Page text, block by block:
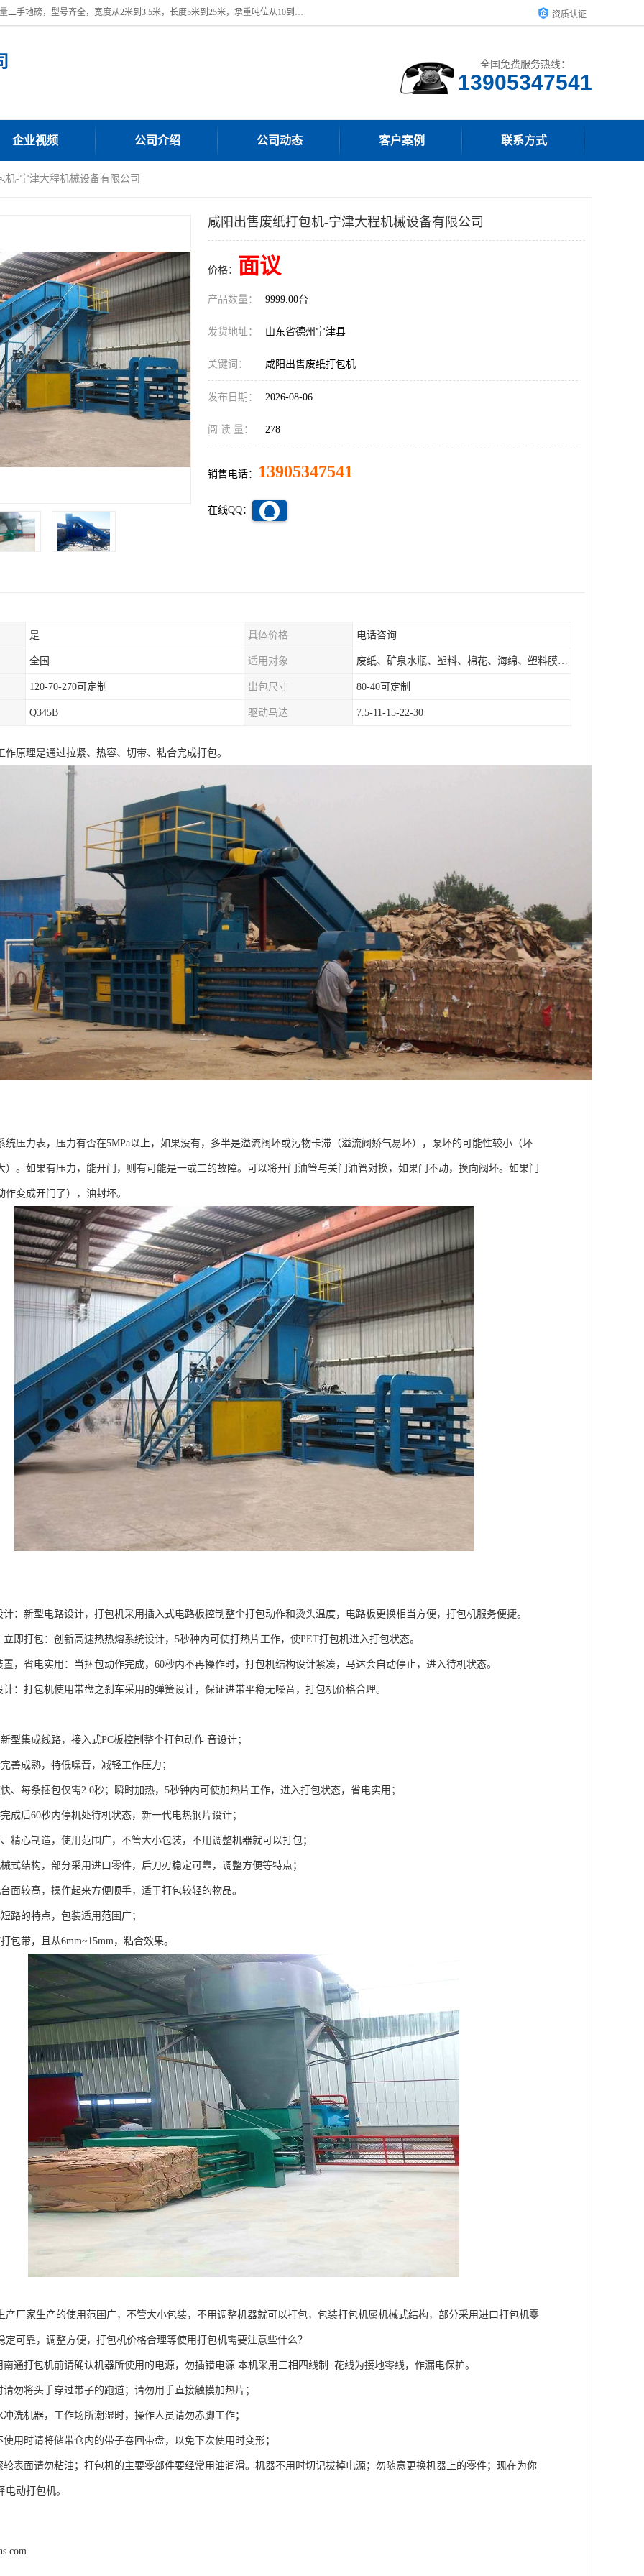
本公司常年出售回收二手地磅，回收出售二手地磅。 近期本公司回收大量二手地磅，型号齐全，宽度从2米到3.5米，长度5米到25米，承重吨位从10到200吨，成色7—9成新。 ? 使用年限6个月至2年，产品来源于个人闲置品，工矿企业停用品，因小换大而来。 精准度和新的一样， 二手地磅是内行人的选择，打个电话就省钱朋友您好等什么 资质认证
全国免费服务热线：
13905347541
企业视频 公司介绍 公司动态 客户案例 联系方式
-宁津大程机械设备有限公司
咸阳出售废纸打包机-宁津大程机械设备有限公司
价格： 面议
产品数量： 9999.00台
发货地址： 山东省德州宁津县
关键词： 咸阳出售废纸打包机
发布日期： 2026-08-06
阅 读 量： 278
销售电话： 13905347541
在线QQ：
是 具体价格 电话咨询
全国 适用对象 废纸、矿泉水瓶、塑料、棉花、海绵、塑料膜、垃圾、废料等
120-70-270可定制 出包尺寸 80-40可定制
Q345B 驱动马达 7.5-11-15-22-30
作原理是通过拉紧、热容、切带、粘合完成打包。
统压力表，压力有否在5MPa以上，如果没有，多半是溢流阀坏或污物卡滞（溢流阀娇气易坏），泵坏的可能性较小（坏
）。如果有压力，能开门，则有可能是一或二的故障。可以将开门油管与关门油管对换，如果门不动，换向阀坏。如果门
作变成开门了），油封坏。
计：新型电路设计，打包机采用插入式电路板控制整个打包动作和烫头温度，电路板更换相当方便，打包机服务便捷。
立即打包：创新高速热热熔系统设计，5秒种内可使打热片工作，使PET打包机进入打包状态。
置，省电实用：当捆包动作完成，60秒内不再操作时，打包机结构设计紧凑，马达会自动停止，进入待机状态。
计：打包机使用带盘之刹车采用的弹簧设计，保证进带平稳无噪音，打包机价格合理。
型集成线路，接入式PC板控制整个打包动作 音设计；
善成熟，特低噪音，减轻工作压力；
、每条捆包仅需2.0秒；瞬时加热，5秒钟内可使加热片工作，进入打包状态，省电实用；
成后60秒内停机处待机状态，新一代电热钢片设计；
精心制造，使用范围广，不管大小包装，不用调整机器就可以打包；
式结构，部分采用进口零件，后刀刃稳定可靠，调整方便等特点；
面较高，操作起来方便顺手，适于打包较轻的物品。
路的特点，包装适用范围广；
包带，且从6mm~15mm，粘合效果。
产厂家生产的使用范围广，不管大小包装，不用调整机器就可以打包，包装打包机属机械式结构，部分采用进口打包机零
定可靠，调整方便，打包机价格合理等使用打包机需要注意些什么？
打包机前请确认机器所使用的电源，勿插错电源.本机采用三相四线制. 花线为接地零线，作漏电保护。
将头手穿过带子的跑道；请勿用手直接触摸加热片；
机器，工作场所潮湿时，操作人员请勿赤脚工作；
时请将储带仓内的带子卷回带盘，以免下次使用时变形；
面请勿粘油；打包机的主要零部件要经常用油润滑。机器不用时切记拔掉电源；勿随意更换机器上的零件；现在为你
电动打包机。